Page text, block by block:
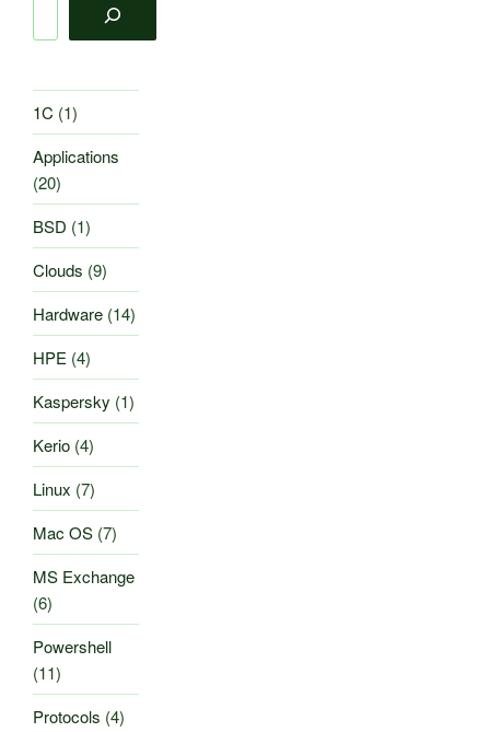
1C (1)
Applications
(20)
BSD (1)
Clouds (9)
Hardware (14)
HPE (4)
Kaspersky (1)
Kerio (4)
Linux (7)
Mac OS (7)
MS Exchange
(6)
Powershell
(11)
Protocols (4)